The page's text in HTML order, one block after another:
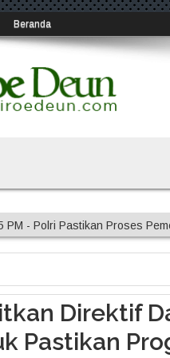
Beranda
PM - Polri Pastikan Proses
PM - Muktamar XVI Tapak
PM - Kapolres Gresik
PM - Inovasi Srikandi Care,
Direktif
Pastikan